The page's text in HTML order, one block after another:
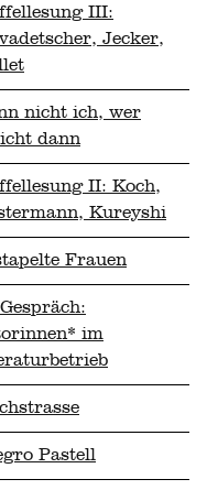
III:
Jecker,
nicht ich, wer
dann
II: Koch,
Kureyshi
Frauen
im
Pastell